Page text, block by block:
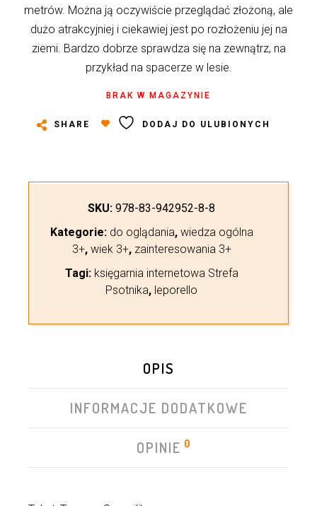
metrów. Można ją oczywiście przeglądać złożoną, ale
dużo atrakcyjniej i ciekawiej jest po rozłożeniu jej na
ziemi. Bardzo dobrze sprawdza się na zewnątrz, na
przykład na spacerze w lesie.
BRAK W MAGAZYNIE
SHARE DODAJ DO ULUBIONYCH
SKU: 978-83-942952-8-8
Kategorie: do oglądania, wiedza ogólna
3+, wiek 3+, zainteresowania 3+
Tagi: księgarnia internetowa Strefa
Psotnika, leporello
OPIS
INFORMACJE DODATKOWE
OPINIE 0